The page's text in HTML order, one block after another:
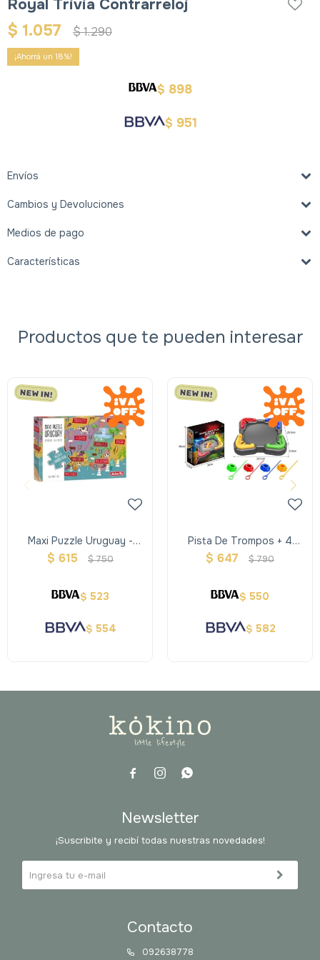
Royal Trivia Contrarreloj
$ 1.057 $1.290
18
$ 898
$ 951
Envíos
Cambios y Devoluciones
Medios de pago
Características
Productos que te pueden interesar
Maxi Puzzle Uruguay -
Didacta
$ 615 $750
$ 523
$ 554
Pista De Trompos + 4
Trompos
$ 647 $790
$ 550
$ 582
  
Contacto
092638778
Newsletter
¡Suscribite y recibí todas nuestras novedades!